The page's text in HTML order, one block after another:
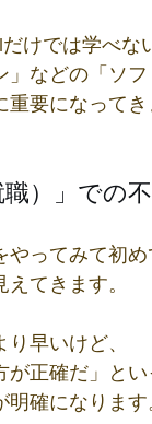
けでは学べな
」などの「ソフ
要になってき
）」での
ってみて初め
てきます。
り早いけど、
正確だ」とい
確になります